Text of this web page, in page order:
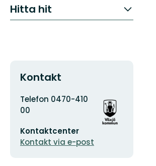
Hitta hit
Kontakt
Adress
Telefon 0470-410
00
postadress
Kontaktcenter
Kontakt via e-post
Organisationens
logotyp